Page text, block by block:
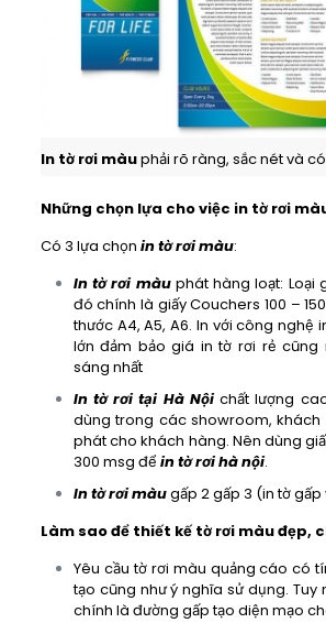
In tờ rơi màuphải rõ ràng, sắc nét và
Những chọn lựa cho việc in tờ rơi
Có 3 lựa chọn in tờ rơi màu:
In tờ rơi màuphát hàng loạt: Loại
đó chính là giấy Couchers 100 –
thước A4, A5, A6. In với công nghệ
lớn đảm bảo giá in tờ rơi rẻ cũng
sáng nhất
In tờ rơi tại Hà Nộichất lượng
dùng trong các showroom, khách
phát cho khách hàng. Nên dùng
300 msg để in tờ rơi hà nội.
In tờ rơi màugấp 2 gấp 3 (in tờ
Làm sao để thiết kế tờ rơi màu đẹp,
Yêu cầu tờ rơi màu quảng cáo có
tạo cũng như ý nghĩa sử dụng. Tuy
chính là đường gấp tạo diện mạo